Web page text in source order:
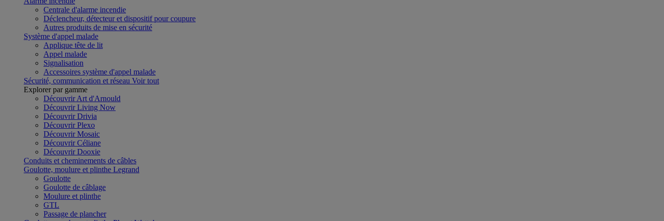
Centrale d'alarme incendie
Déclencheur, détecteur et dispositif pour coupure
Autres produits de mise en sécurité
Système d'appel malade
Applique tête de lit
Appel malade
Signalisation
Accessoires système d'appel malade
Sécurité, communication et réseau Voir tout
Explorer par gamme
Découvrir Art d'Arnould
Découvrir Living Now
Découvrir Drivia
Découvrir Plexo
Découvrir Mosaic
Découvrir Céliane
Découvrir Dooxie
Conduits et cheminements de câbles
Goulotte, moulure et plinthe Legrand
Goulotte
Goulotte de câblage
Moulure et plinthe
GTL
Passage de plancher